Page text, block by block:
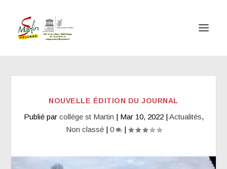
NOUVELLE ÉDITION DU JOURNAL
Publié par collège st Martin | Mar 10, 2022|Actualités,
Non classé| 0 |